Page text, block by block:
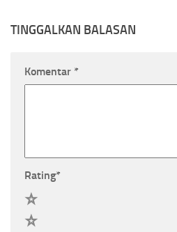
TINGGALKAN BALASAN
Komentar *
Rating*